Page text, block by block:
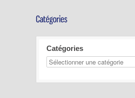
Catégories